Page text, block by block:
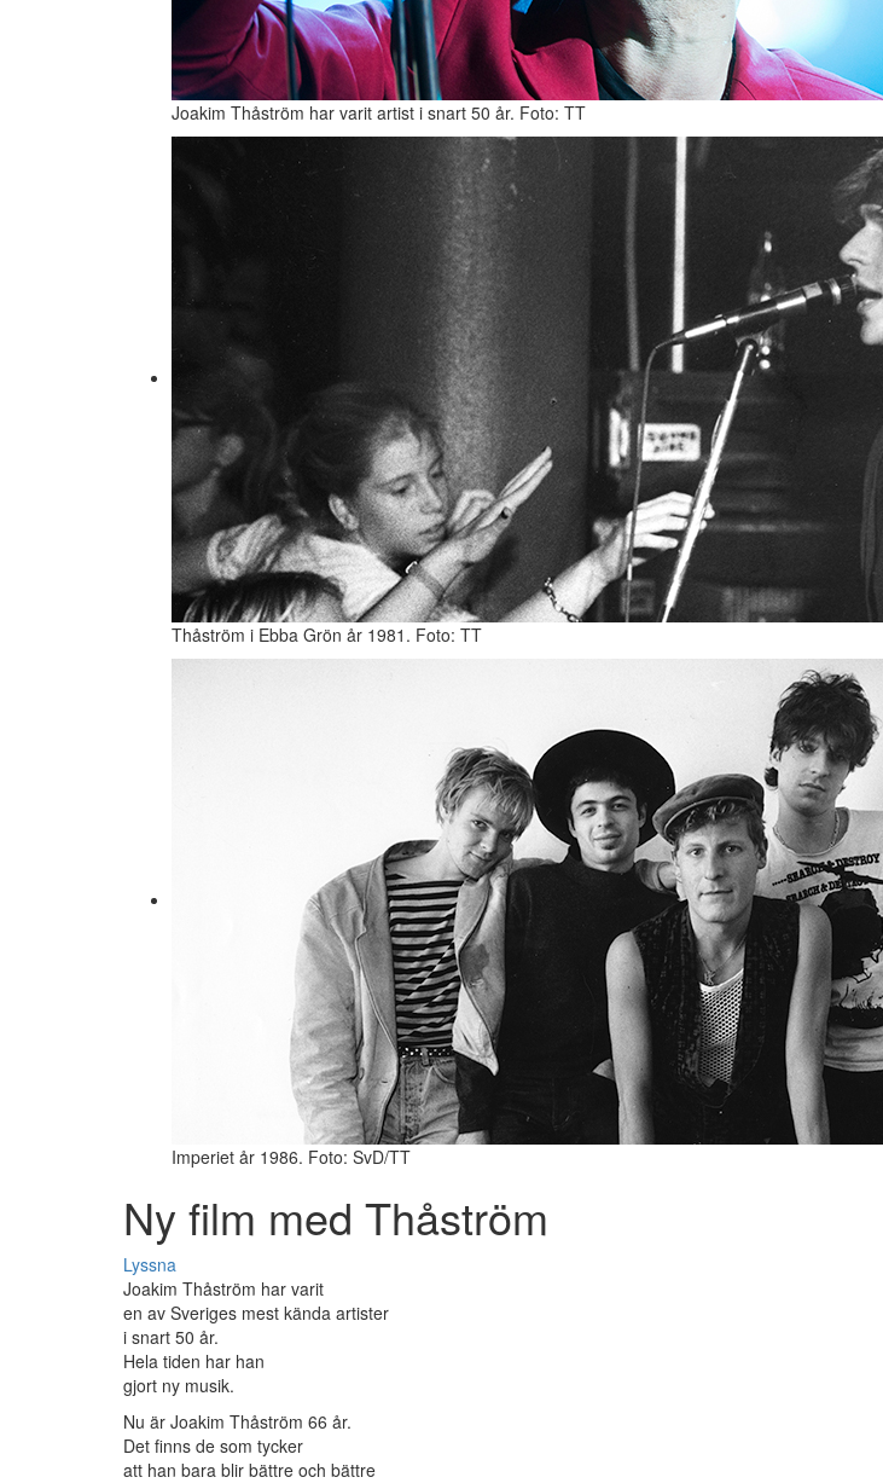
Joakim Thåström har varit artist i snart 50 år. Foto: TT
Thåström i Ebba Grön år 1981. Foto: TT
Imperiet år 1986. Foto: SvD/TT
Ny film med Thåström
Lyssna
Joakim Thåström har varit
en av Sveriges mest kända artister
i snart 50 år.
Hela tiden har han
gjort ny musik.
Nu är Joakim Thåström 66 år.
Det finns de som tycker
att han bara blir bättre och bättre